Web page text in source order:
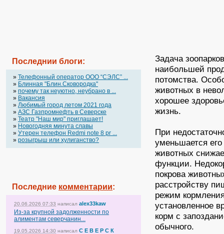
Последнии блоги:
» Телефонный оператор OOO “СЭЛС” ...
» Блинная "Блин.Сковородка"
» почему так неуютно, неубрано в ...
» Вакансия
» Любимый город летом 2021 года
» АЗС Газпромнефть в Северске
» Театр "Наш мир" приглашает!
» Новогодняя минута славы
» Утерен телефон Redmi note 8 pr ...
» розыгрыш или хулиганство?
Последние комментарии:
20.06.2026 07:33 написал alex33kaw
Из-за крупной задолженности по
алиментам северчанин...
19.05.2026 14:30 написал С Е В Е Р С К
Задача
наибольшей
потомства.
животных в
хорошее
жизнь.
При
уменьшается
животных
функции.
покрова
расстройству
режим
установленное
корм с
обычного.